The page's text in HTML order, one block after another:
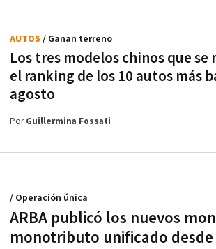
Los tres modelos chinos que se
el ranking de los 10 autos más
agosto
AUTOS / Ganan terreno
PorGuillermina Fossati
ARBA publicó los nuevos
monotributo unificado desde
/ Operación única